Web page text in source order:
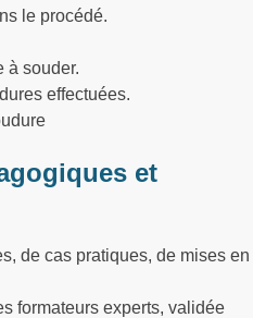
le procédé.
à souder.
effectuées.
et
de cas pratiques, de mises en
formateurs experts, validée